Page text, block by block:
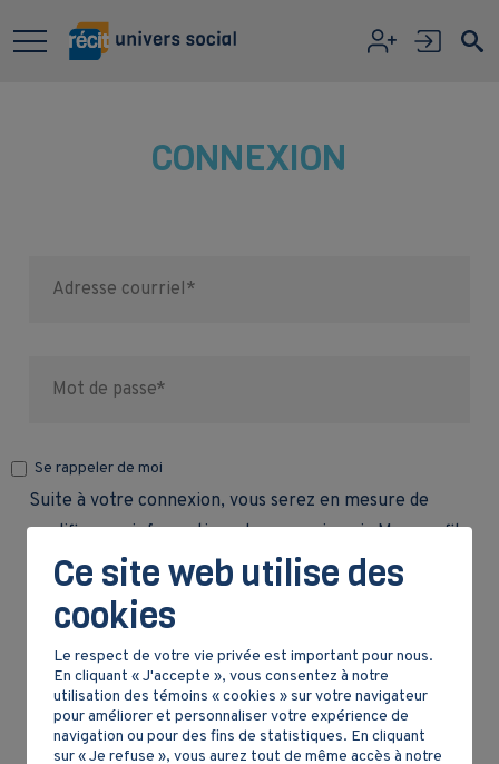
CONNEXION
Se rappeler de moi
Suite à votre connexion, vous serez en mesure de
modifier vos informations de connexion via Mon profil.
Inscrivez-vous
MOT DE PASSE OUBLIÉ ? CONNEXION
Ce site web utilise des
cookies
Le respect de votre vie privée est important pour nous.
En cliquant « J'accepte », vous consentez à notre
utilisation des témoins « cookies » sur votre navigateur
pour améliorer et personnaliser votre expérience de
navigation ou pour des fins de statistiques. En cliquant
sur « Je refuse », vous aurez tout de même accès à notre